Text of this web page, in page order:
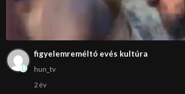
figyelemreméltó evés kultúra
hun_tv
2 év